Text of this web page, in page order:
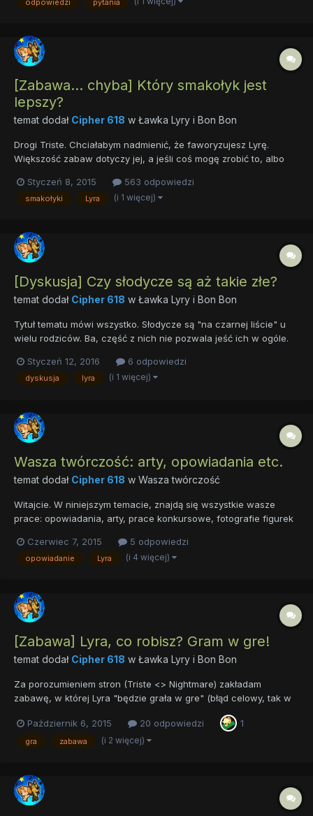
zadawać pytania Lyrze. Jej i tylko jej...
[Zabawa... chyba] Który smakołyk jest
lepszy?
temat dodał Cipher 618 w Ławka Lyry i Bon Bon
Drogi Triste. Chciałabym nadmienić, że faworyzujesz Lyrę.
Większość zabaw dotyczy jej, a jeśli coś mogę zrobić to, albo
ewentualnie (próbować) powstrzymać ją przed wykonywaniem
idiotycznych rzeczy, które wy - Alicorny proponujecie. Bon Bon...
Styczeń 8, 2015 563 odpowiedzi
smakołyki Lyra (i 1 więcej)
[Dyskusja] Czy słodycze są aż takie złe?
temat dodał Cipher 618 w Ławka Lyry i Bon Bon
Tytuł tematu mówi wszystko. Słodycze są "na czarnej liście" u
wielu rodziców. Ba, część z nich nie pozwala jeść ich w ogóle.
snem? "Kawałeczek ciasta nie zaszkodzi". Zajadanie się
chipsami w trakcie oglądania filmu, podjadanie przed obiadem...
Styczeń 12, 2016 6 odpowiedzi
dyskusja lyra (i 1 więcej)
Wasza twórczość: arty, opowiadania etc.
temat dodał Cipher 618 w Wasza twórczość
Witajcie. W niniejszym temacie, znajdą się wszystkie wasze
prace: opowiadania, arty, prace konkursowe, fotografie figurek
"ot tak", które leżą w szufladzie. Najbardziej aktywni
forumowicze, trafią do loży. Zostaną także odznaczeni elitarną...
Czerwiec 7, 2015 5 odpowiedzi
opowiadanie Lyra (i 4 więcej)
[Zabawa] Lyra, co robisz? Gram w gre!
temat dodał Cipher 618 w Ławka Lyry i Bon Bon
Za porozumieniem stron (Triste <> Nightmare) zakładam
zabawę, w której Lyra "będzie grała w gre" (błąd celowy, tak w
pomęczyć ją kompletnymi gniotami, grami znanymi z tego, że są
nieznane, a gdy zabraknie "koszmarów", weźmiemy się z...
Październik 6, 2015 20 odpowiedzi 1
gra zabawa (i 2 więcej)